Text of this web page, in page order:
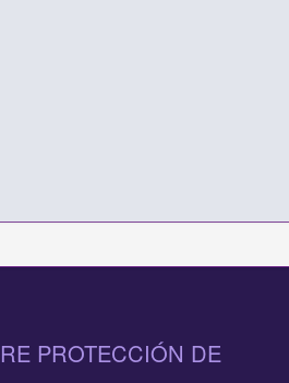
PROTECCIÓN DE